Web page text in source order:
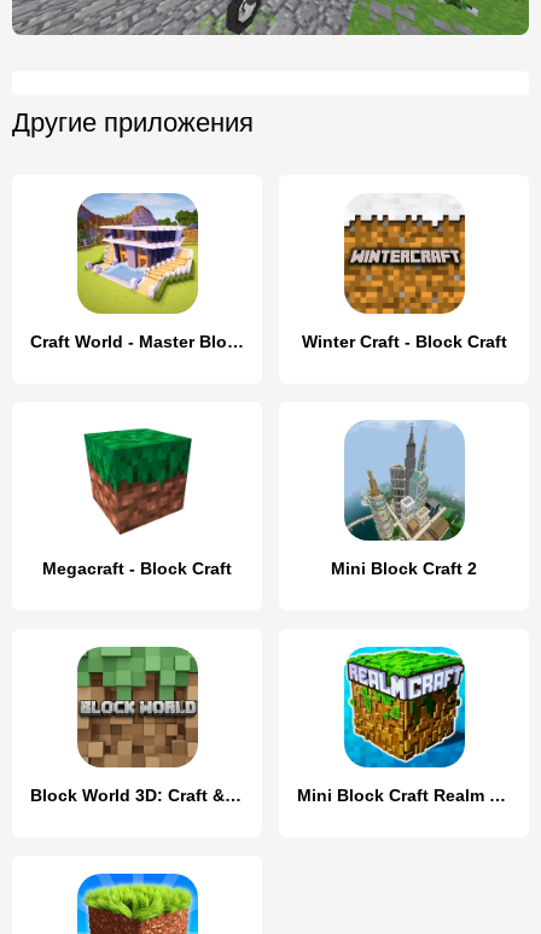
Другие приложения
Craft World - Master Block 3D Winter Craft - Block Craft
Megacraft - Block Craft Mini Block Craft 2
Block World 3D: Craft & Build Mini Block Craft Realm Craft